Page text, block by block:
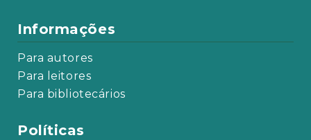
Informações
Para autores
Para leitores
Para bibliotecários
Políticas